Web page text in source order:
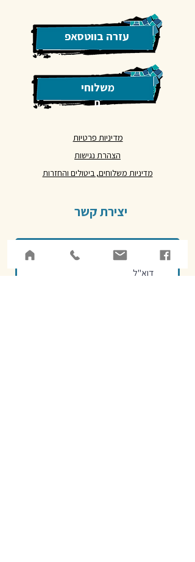
עזרה בווטסאפ
משלוחי
ם
מדיניות פרטיות
הצהרת נגישות
מדיניות משלוחים, ביטולים והחזרות
יצירת קשר